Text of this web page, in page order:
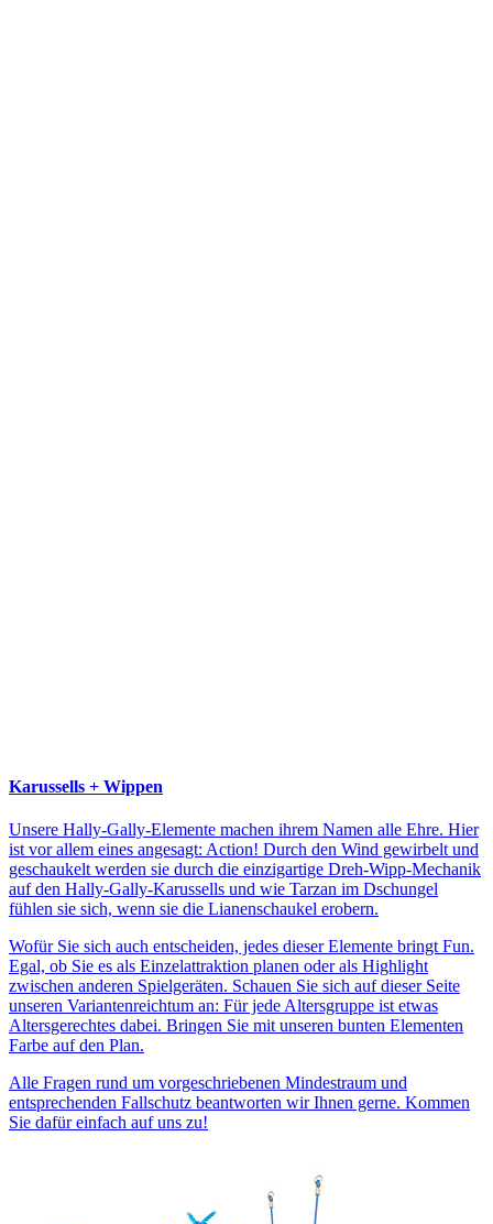
Karussells + Wippen
Unsere Hally-Gally-Elemente machen ihrem Namen alle Ehre. Hier
ist vor allem eines angesagt: Action! Durch den Wind gewirbelt und
geschaukelt werden sie durch die einzigartige Dreh-Wipp-Mechanik
auf den Hally-Gally-Karussells und wie Tarzan im Dschungel
fühlen sie sich, wenn sie die Lianenschaukel erobern.
Wofür Sie sich auch entscheiden, jedes dieser Elemente bringt Fun.
Egal, ob Sie es als Einzelattraktion planen oder als Highlight
zwischen anderen Spielgeräten. Schauen Sie sich auf dieser Seite
unseren Variantenreichtum an: Für jede Altersgruppe ist etwas
Altersgerechtes dabei. Bringen Sie mit unseren bunten Elementen
Farbe auf den Plan.
Alle Fragen rund um vorgeschriebenen Mindestraum und
entsprechenden Fallschutz beantworten wir Ihnen gerne. Kommen
Sie dafür einfach auf uns zu!